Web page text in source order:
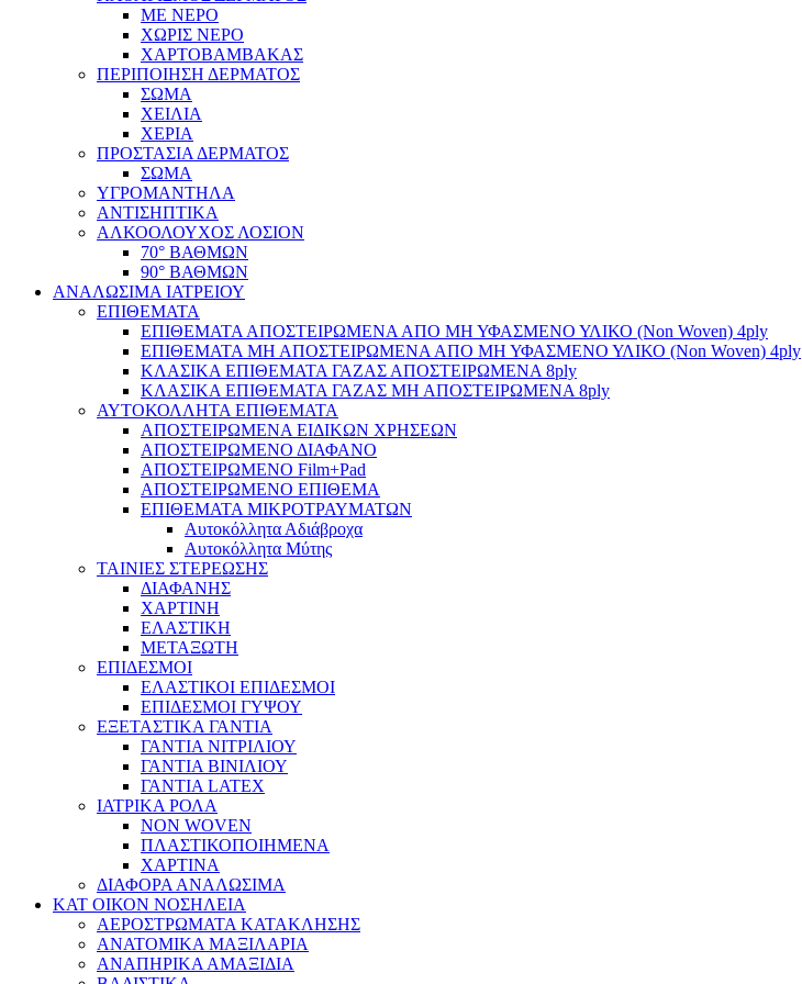
ΜΕ ΝΕΡΟ
ΧΩΡΙΣ ΝΕΡΟ
ΧΑΡΤΟΒΑΜΒΑΚΑΣ
ΠΕΡΙΠΟΙΗΣΗ ΔΕΡΜΑΤΟΣ
ΣΩΜΑ
ΧΕΙΛΙΑ
ΧΕΡΙΑ
ΠΡΟΣΤΑΣΙΑ ΔΕΡΜΑΤΟΣ
ΣΩΜΑ
ΥΓΡΟΜΑΝΤΗΛΑ
ΑΝΤΙΣΗΠΤΙΚΑ
ΑΛΚΟΟΛΟΥΧΟΣ ΛΟΣΙΟΝ
70° ΒΑΘΜΩΝ
90° ΒΑΘΜΩΝ
ΑΝΑΛΩΣΙΜΑ ΙΑΤΡΕΙΟΥ
ΕΠΙΘΕΜΑΤΑ
ΕΠΙΘΕΜΑΤΑ ΑΠΟΣΤΕΙΡΩΜΕΝΑ ΑΠΟ ΜΗ ΥΦΑΣΜΕΝΟ ΥΛΙΚΟ (Non Woven) 4ply
ΕΠΙΘΕΜΑΤΑ ΜΗ ΑΠΟΣΤΕΙΡΩΜΕΝΑ ΑΠΟ ΜΗ ΥΦΑΣΜΕΝΟ ΥΛΙΚΟ (Non Woven) 4ply
ΚΛΑΣΙΚΑ ΕΠΙΘΕΜΑΤΑ ΓΑΖΑΣ ΑΠΟΣΤΕΙΡΩΜΕΝΑ 8ply
ΚΛΑΣΙΚΑ ΕΠΙΘΕΜΑΤΑ ΓΑΖΑΣ ΜΗ ΑΠΟΣΤΕΙΡΩΜΕΝΑ 8ply
ΑΥΤΟΚΟΛΛΗΤΑ ΕΠΙΘΕΜΑΤΑ
ΑΠΟΣΤΕΙΡΩΜΕΝΑ ΕΙΔΙΚΩΝ ΧΡΗΣΕΩΝ
ΑΠΟΣΤΕΙΡΩΜΕΝΟ ΔΙΑΦΑΝΟ
ΑΠΟΣΤΕΙΡΩΜΕΝΟ Film+Pad
ΑΠΟΣΤΕΙΡΩΜΕΝΟ ΕΠΙΘΕΜΑ
ΕΠΙΘΕΜΑΤΑ ΜΙΚΡΟΤΡΑΥΜΑΤΩΝ
Αυτοκόλλητα Αδιάβροχα
Αυτοκόλλητα Μύτης
ΤΑΙΝΙΕΣ ΣΤΕΡΕΩΣΗΣ
ΔΙΑΦΑΝΗΣ
ΧΑΡΤΙΝΗ
ΕΛΑΣΤΙΚΗ
ΜΕΤΑΞΩΤΗ
ΕΠΙΔΕΣΜΟΙ
ΕΛΑΣΤΙΚΟΙ ΕΠΙΔΕΣΜΟΙ
ΕΠΙΔΕΣΜΟΙ ΓΥΨΟΥ
ΕΞΕΤΑΣΤΙΚΑ ΓΑΝΤΙΑ
ΓΑΝΤΙΑ ΝΙΤΡΙΛΙΟΥ
ΓΑΝΤΙΑ ΒΙΝΙΛΙΟΥ
ΓΑΝΤΙΑ LATEX
ΙΑΤΡΙΚΑ ΡΟΛΑ
NON WOVEN
ΠΛΑΣΤΙΚΟΠΟΙΗΜΕΝΑ
ΧΑΡΤΙΝΑ
ΔΙΑΦΟΡΑ ΑΝΑΛΩΣΙΜΑ
ΚΑΤ ΟΙΚΟΝ ΝΟΣΗΛΕΙΑ
ΑΕΡΟΣΤΡΩΜΑΤΑ ΚΑΤΑΚΛΗΣΗΣ
ΑΝΑΤΟΜΙΚΑ ΜΑΞΙΛΑΡΙΑ
ΑΝΑΠΗΡΙΚΑ ΑΜΑΞΙΔΙΑ